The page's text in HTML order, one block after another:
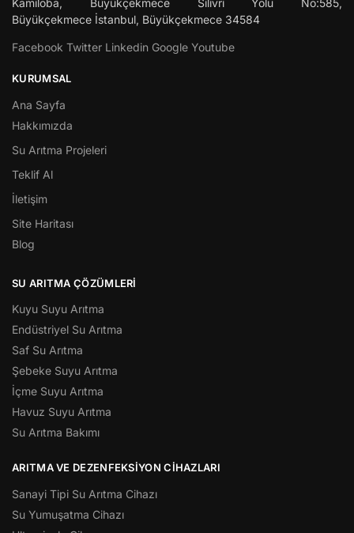
Kamiloba, Büyükçekmece Silivri Yolu No:585,
Büyükçekmece İstanbul, Büyükçekmece 34584
Facebook Twitter Linkedin Google Youtube
KURUMSAL
Ana Sayfa
Hakkımızda
Su Arıtma Projeleri
Teklif Al
İletişim
Site Haritası
Blog
SU ARITMA ÇÖZÜMLERI
Kuyu Suyu Arıtma
Endüstriyel Su Arıtma
Saf Su Arıtma
Şebeke Suyu Arıtma
İçme Suyu Arıtma
Havuz Suyu Arıtma
Su Arıtma Bakımı
ARITMA VE DEZENFEKSIYON CIHAZLARI
Sanayi Tipi Su Arıtma Cihazı
Su Yumuşatma Cihazı